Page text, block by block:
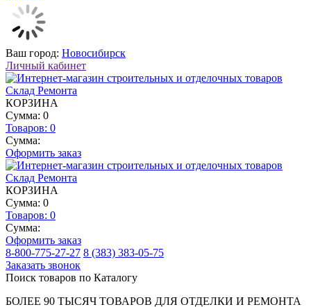
Ваш город: Новосибирск
Личный кабинет
КОРЗИНА
Сумма: 0
Товаров: 0
Сумма:
Оформить заказ
КОРЗИНА
Сумма: 0
Товаров: 0
Сумма:
Оформить заказ
8-800-775-27-27 8 (383) 383-05-75
Заказать звонок
Поиск товаров по Каталогу
БОЛЕЕ 90 ТЫСЯЧ ТОВАРОВ ДЛЯ ОТДЕЛКИ И РЕМОНТА